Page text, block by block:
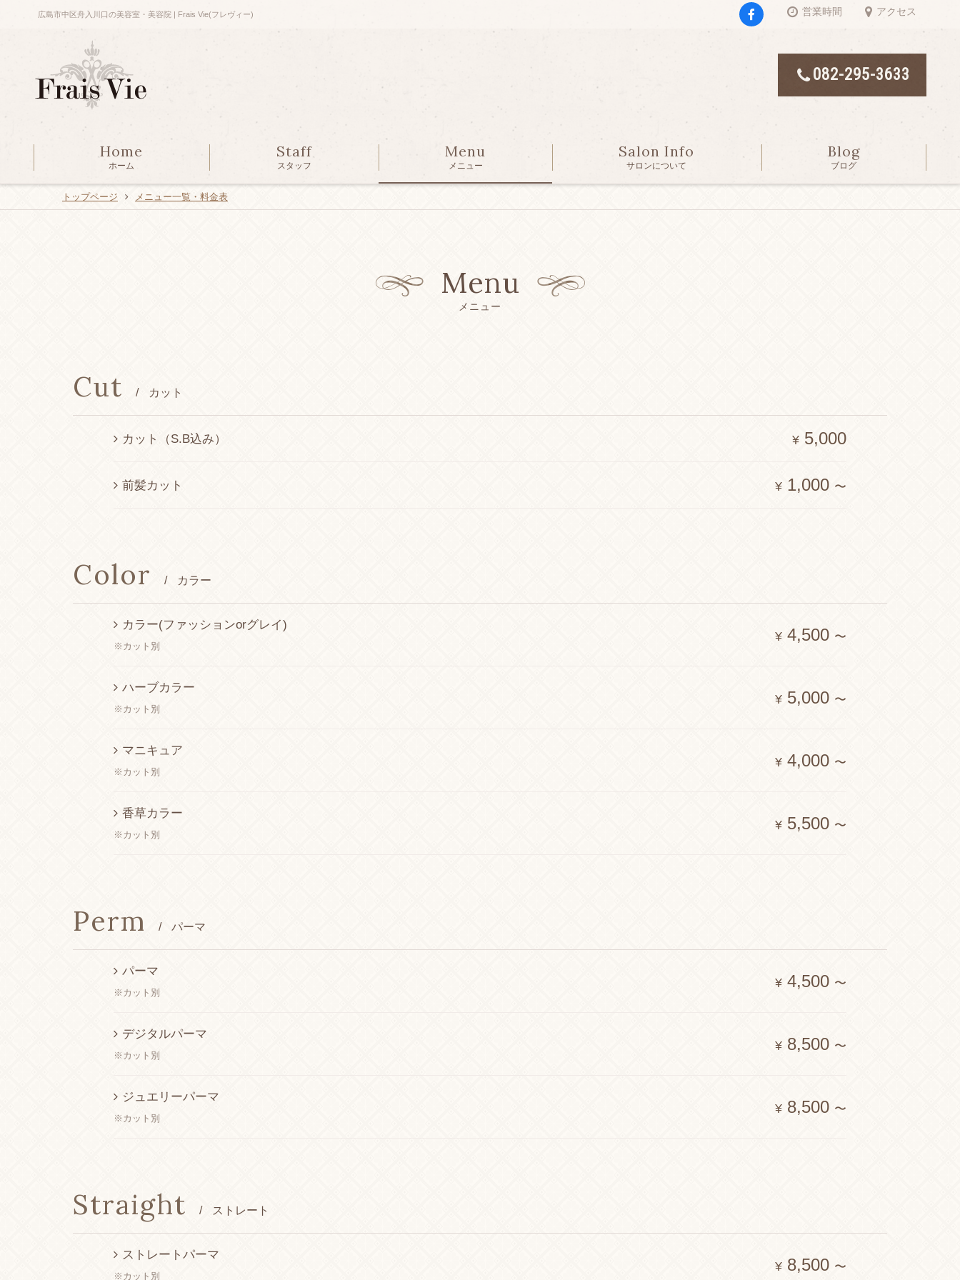
広島市中区舟入川口の美容室・美容院 | Frais Vie(フレヴィー) 営業時間 アクセス
082-295-3633
ホーム
Home
スタッフ
Staff
メニュー
Menu
サロンについて
Salon Info
ブログ
Blog
トップページ メニュー一覧・料金表
Menu
メニュー
Cut / カット
カット（S.B込み） ¥ 5,000
前髪カット ¥ 1,000 〜
Color / カラー
カラー(ファッションorグレイ)
※カット別
¥ 4,500 〜
ハーブカラー
※カット別
¥ 5,000 〜
マニキュア
※カット別
¥ 4,000 〜
香草カラー
※カット別
¥ 5,500 〜
Perm / パーマ
パーマ
※カット別
¥ 4,500 〜
デジタルパーマ
※カット別
¥ 8,500 〜
ジュエリーパーマ
※カット別
¥ 8,500 〜
Straight / ストレート
ストレートパーマ
※カット別
¥ 8,500 〜